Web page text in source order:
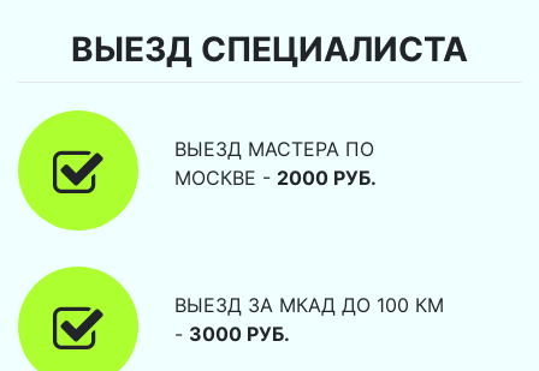
ВЫЕЗД СПЕЦИАЛИСТА
ВЫЕЗД МАСТЕРА ПО
МОСКВЕ - 2000 РУБ.
ВЫЕЗД ЗА МКАД ДО 100 КМ
- 3000 РУБ.